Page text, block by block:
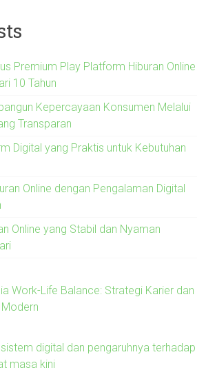
Premium Play Platform Hiburan Online
10 Tahun
Kepercayaan Konsumen Melalui
Transparan
Digital yang Praktis untuk Kebutuhan
Online dengan Pengalaman Digital
Online yang Stabil dan Nyaman
Work-Life Balance: Strategi Karier dan
digital dan pengaruhnya terhadap
masa kini